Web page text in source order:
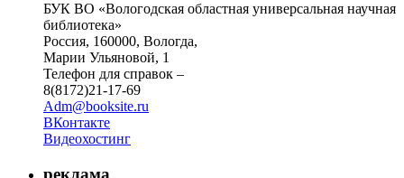
БУК ВО «Вологодская областная универсальная научная
библиотека»
Россия, 160000, Вологда,
Марии Ульяновой, 1
Телефон для справок –
8(8172)21-17-69
Adm@booksite.ru
ВКонтакте
Видеохостинг
реклама